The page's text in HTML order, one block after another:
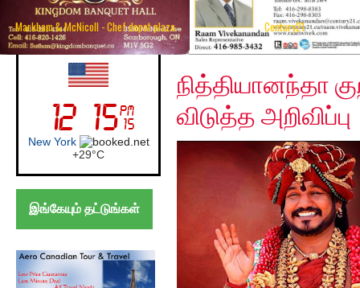
Markham & McNicoll - Chef depot plaza Century21
UK (London)
London
+28°C
இங்கேயும் தட்டுங்கள்
Friday, December 6,
நித்தியானந்தா
விடுத்த அறிவிப்பு